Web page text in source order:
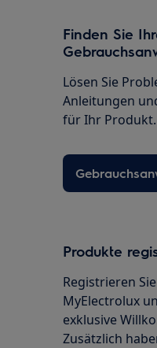
Finden Sie
Lösen Sie
Anleitungen
für Ihr Produkt.
Produkte
Registrieren
MyElectrolux
exklusive
Zusätzlich